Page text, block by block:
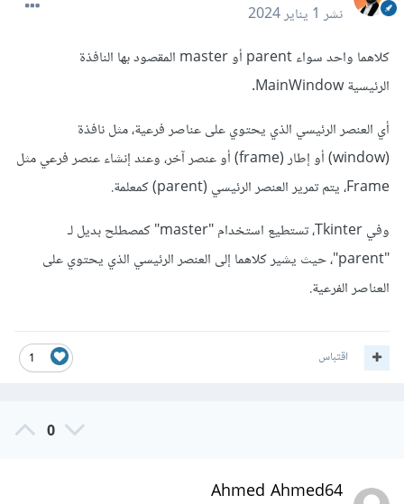
نشر1 يناير 2024
كلاهما واحد سواء parent أو master المقصود بها النافذة
الرئيسية MainWindow.
أي العنصر الرئيسي الذي يحتوي على عناصر فرعية، مثل نافذة
(window) أو إطار (frame) أو عنصر آخر، وعند إنشاء عنصر فرعي مثل
Frame، يتم تمرير العنصر الرئيسي (parent) كمعلمة.
وفي Tkinter، تستطيع استخدام "master" كمصطلح بديل لـ
"parent"، حيث يشير كلاهما إلى العنصر الرئيسي الذي يحتوي على
العناصر الفرعية.
1 اقتباس
0
Ahmed Ahmed64